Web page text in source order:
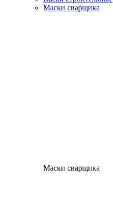
Маски сварщика
Маски сварщика